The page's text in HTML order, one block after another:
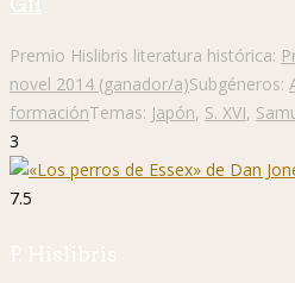
Premio Hislibris literatura histórica:
novel 2014 (ganador/a)Subgéneros:
formaciónTemas: Japón, S. XVI,
3
7.5
P. Hislibris